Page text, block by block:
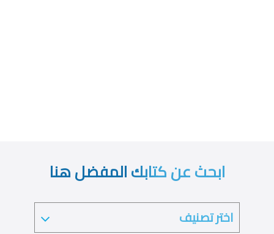
ابحث عن كتابك المفضل هنا